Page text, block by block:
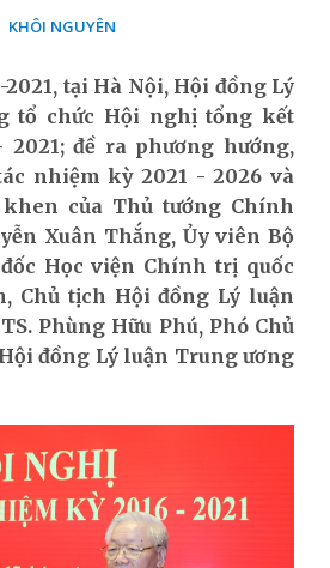
KHÔI NGUYÊN
2021, tại Hà Nội, Hội đồng Lý
tổ chức Hội nghị tổng kết
đề ra phương hướng,
nhiệm kỳ 2021 - 2026 và
của Thủ tướng Chính
Xuân Thắng, Ủy viên Bộ
Học viện Chính trị quốc
, Chủ tịch Hội đồng Lý luận
Phùng Hữu Phú, Phó Chủ
đồng Lý luận Trung ương